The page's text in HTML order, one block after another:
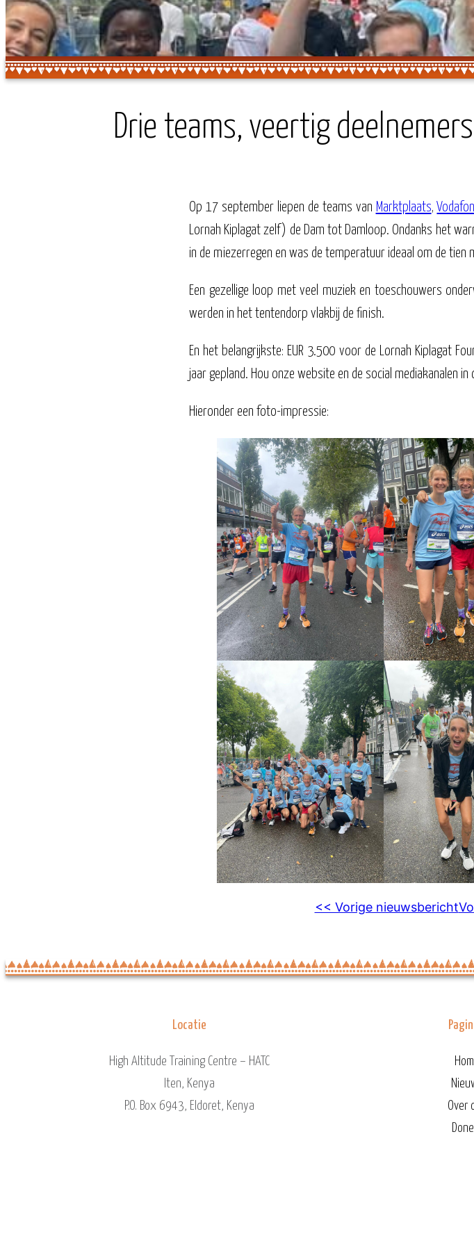
Drie teams, veertig
Op 17 september liepen de teams van Marktplaats,
Lornah Kiplagat zelf) de Dam tot Damloop. Ondanks het
in de miezerregen en was de temperatuur ideaal om de tien
Een gezellige loop met veel muziek en toeschouwers
werden in het tentendorp vlakbij de finish.
En het belangrijkste: EUR 3.500 voor de Lornah Kiplagat
jaar gepland. Hou onze website en de social mediakanalen
Hieronder een foto-impressie:
<< Vorige nieuwsbericht
Locatie
High Altitude Training Centre – HATC
Iten, Kenya
P.O. Box 6943, Eldoret, Kenya
Over